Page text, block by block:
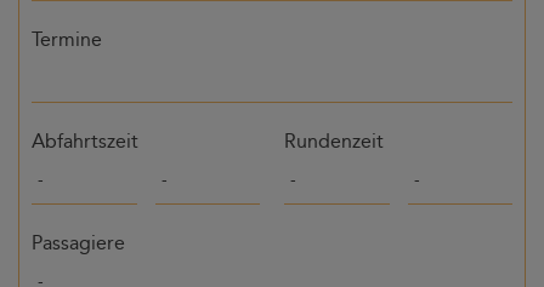
Termine
Abfahrtszeit Rundenzeit
Passagiere